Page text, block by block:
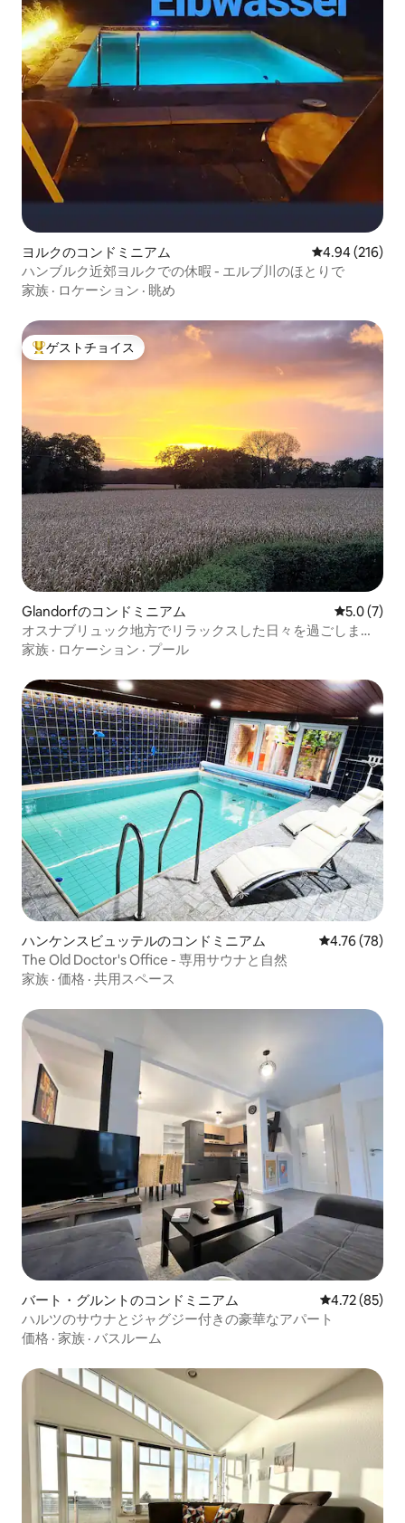
ヨルクのコンドミニアム レビュー216
4.94 (216)
ハンブルク近郊ヨルクでの休暇 - エルブ川のほとりで
家族 · ロケーション · 眺め
大好評のゲストチョイスです。
ゲストチョイス
Glandorfのコンドミニアム レビュー7
5.0 (7)
オスナブリュック地方でリラックスした日々を過ごしまし
ょう
家族 · ロケーション · プール
ハンケンスビュッテルのコンドミニアム レビュー78
4.76 (78)
The Old Doctor's Office - 専用サウナと自然
家族 · 価格 · 共用スペース
バート・グルントのコンドミニアム レビュー85
4.72 (85)
ハルツのサウナとジャグジー付きの豪華なアパート
価格 · 家族 · バスルーム